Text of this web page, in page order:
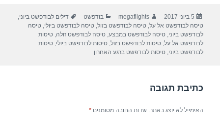
e
b
o
k
gr
a
m
s
A
p
e
פורסם
בתאריך
5 ביוני 2017 מחבר
megaflights קטגוריות
בודפשט תגיות
דילים לבודפשט ביוני,
טיסה לבודפשט אל על,טיסה לבודפשט בזול,טיסה לבודפשט ביולי,טיסה
לבודפשט ביוני,טיסה לבודפשט במבצע,טיסה לבודפשט זולה,טיסות
לבודפשט אל על,טיסות לבודפשט בזול,טיסות לבודפשט ביולי,טיסות
לבודפשט ביוני,טיסות לבודפשט ברגע האחרון
כתיבת תגובה
האימייל לא יוצג באתר. שדות החובה מסומנים*